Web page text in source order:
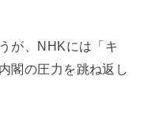
が、NHKには「キ
閣の圧力を跳ね返し